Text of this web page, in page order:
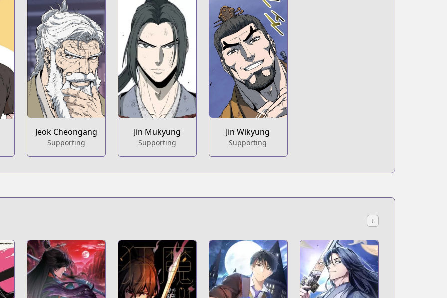
Jeok Cheongang
Supporting
Jin Mukyung
Supporting
Jin Wikyung
Supporting
↓